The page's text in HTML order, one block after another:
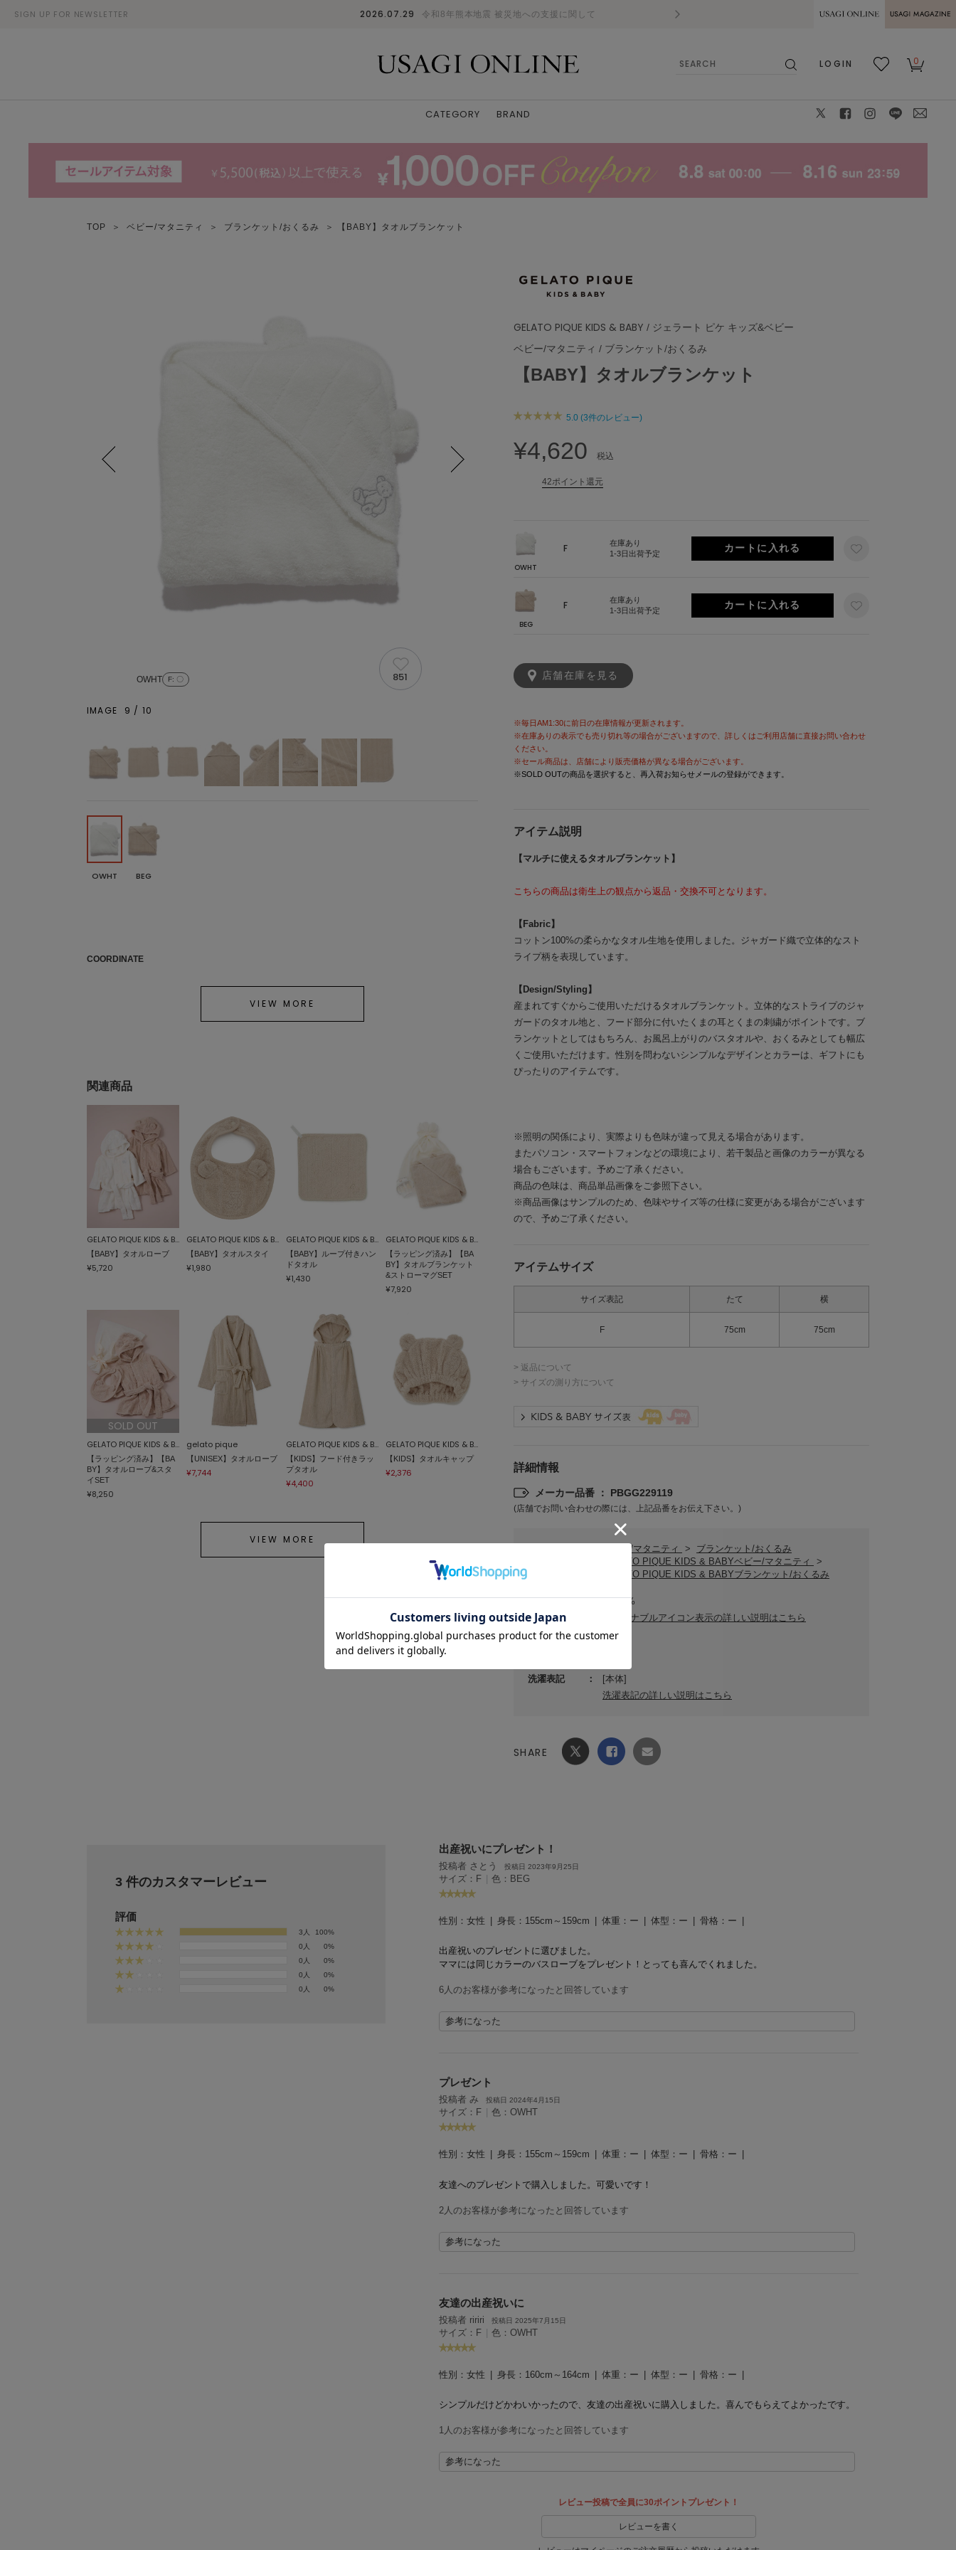
SIGN UP FOR NEWSLETTER 2026.07.29 令和8年熊本地震 被災地への支援に関して 熊本県熊本地方を震源とする地震の影響に
MAGAZINE
LOGIN
0
CATEGORY BRAND
TOP ＞ ベビー/マタニティ ＞ ブランケット/おくるみ ＞ 【BABY】タオルブランケット
GELATO PIQUE KIDS & BABY / ジェラート ピケ キッズ&ベビー
ベビー/マタニティ / ブランケット/おくるみ
【BABY】タオルブランケット
5.0 (3件のレビュー)
¥4,620 税込
42ポイント還元
OWHT
F
在庫あり
1-3日出荷予定
BEG
F
在庫あり
1-3日出荷予定
店舗在庫を見る
※毎日AM1:30に前日の在庫情報が更新されます。
※在庫ありの表示でも売り切れ等の場合がございますので、詳しくはご利用店舗に直接お問い合わせ
ください。
※セール商品は、店舗により販売価格が異なる場合がございます。
※SOLD OUTの商品を選択すると、再入荷お知らせメールの登録ができます。
アイテム説明
【マルチに使えるタオルブランケット】
こちらの商品は衛生上の観点から返品・交換不可となります。
【Fabric】
コットン100%の柔らかなタオル生地を使用しました。ジャガード織で立体的なスト
ライプ柄を表現しています。
【Design/Styling】
産まれてすぐからご使用いただけるタオルブランケット。立体的なストライプのジャ
ガードのタオル地と、フード部分に付いたくまの耳とくまの刺繍がポイントです。ブ
ランケットとしてはもちろん、お風呂上がりのバスタオルや、おくるみとしても幅広
くご使用いただけます。性別を問わないシンプルなデザインとカラーは、ギフトにも
ぴったりのアイテムです。
※照明の関係により、実際よりも色味が違って見える場合があります。
またパソコン・スマートフォンなどの環境により、若干製品と画像のカラーが異なる
場合もございます。予めご了承ください。
商品の色味は、商品単品画像をご参照下さい。
※商品画像はサンプルのため、色味やサイズ等の仕様に変更がある場合がございます
ので、予めご了承ください。
アイテムサイズ
サイズ表記 たて 横
F 75cm 75cm
> 返品について
> サイズの測り方について
詳細情報
メーカー品番 ： PBGG229119
(店舗でお問い合わせの際には、上記品番をお伝え下さい。)
ベビー/マタニティ >
ブランケット/おくるみ
GELATO PIQUE KIDS & BABYベビー/マタニティ
>
GELATO PIQUE KIDS & BABYブランケット/おくるみ
素材
綿100%
サステナブルアイコン表示の詳しい説明はこちら
洗濯表記
[本体]
洗濯表記の詳しい説明はこちら
SHARE
OWHT F: 〇 851
IMAGE 9 / 10
OWHT BEG
COORDINATE
VIEW MORE
関連商品
GELATO PIQUE KIDS & BABY
【BABY】タオルローブ
¥5,720
GELATO PIQUE KIDS & BABY
【BABY】タオルスタイ
¥1,980
GELATO PIQUE KIDS & BABY
【BABY】ループ付きハン
ドタオル
¥1,430
GELATO PIQUE KIDS & BABY
【ラッピング済み】【BA
BY】タオルブランケット
&ストローマグSET
¥7,920
SOLD OUT
GELATO PIQUE KIDS & BABY
【ラッピング済み】【BA
BY】タオルローブ&スタ
イSET
¥8,250
gelato pique
【UNISEX】タオルローブ
¥7,744
GELATO PIQUE KIDS & BABY
【KIDS】フード付きラッ
プタオル
¥4,400
GELATO PIQUE KIDS & BABY
【KIDS】タオルキャップ
¥2,376
VIEW MORE
3 件のカスタマーレビュー
評価
3人
100%
0人
0%
0人
0%
0人
0%
0人
0%
出産祝いにプレゼント！
投稿者 さとう 投稿日 2023年9月25日
サイズ：F | 色：BEG
性別： 女性 身長： 155cm～159cm 体重： ー 体型： ー 骨格： ー
出産祝いのプレゼントに選びました。
ママには同じカラーのバスローブをプレゼント！とっても喜んでくれました。
6人のお客様が参考になったと回答しています
参考になった
プレゼント
投稿者 み 投稿日 2024年4月15日
サイズ：F 色：OWHT
性別： 女性 身長： 155cm～159cm 体重： ー 体型： ー 骨格： ー
友達へのプレゼントで購入しました。 可愛いです！
2人のお客様が参考になったと回答しています
参考になった
友達の出産祝いに
投稿者 ririri 投稿日 2025年7月15日
サイズ：F | 色：OWHT
性別： 女性 身長： 160cm～164cm 体重： ー 体型： ー 骨格： ー
シンプルだけどかわいかったので、友達の出産祝いに購入しました。 喜んでもらえてよかったです。
1人のお客様が参考になったと回答しています
参考になった
レビュー投稿で全員に30ポイントプレゼント！
レビューを書く